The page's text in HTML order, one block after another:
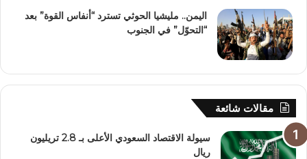
اليمن.. مليشيا الحوثي تسترد “أنفاس القوة” بعد
“التحوّل” في الجنوب
مقالات شائعة
سيولة الاقتصاد السعودي الأعلى بـ 2.8 تريليون
ريال